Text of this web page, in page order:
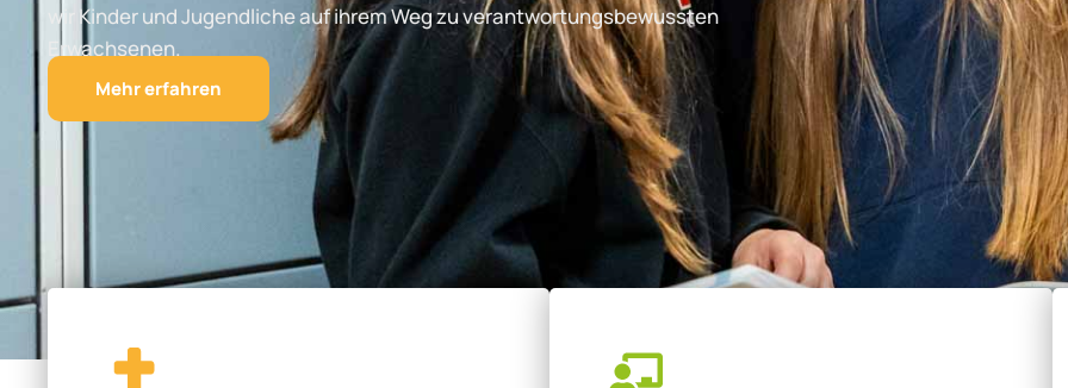
wir Kinder und Jugendliche auf ihrem Weg zu verantwortungsbewussten
Erwachsenen.
Mehr erfahren